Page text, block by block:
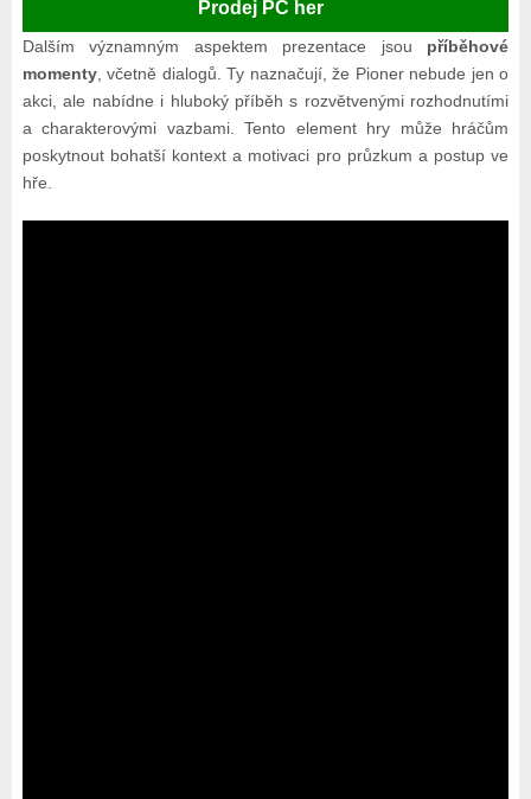
Prodej PC her
Dalším významným aspektem prezentace jsou příběhové
momenty, včetně dialogů. Ty naznačují, že Pioner nebude jen o
akci, ale nabídne i hluboký příběh s rozvětvenými rozhodnutími
a charakterovými vazbami. Tento element hry může hráčům
poskytnout bohatší kontext a motivaci pro průzkum a postup ve
hře.